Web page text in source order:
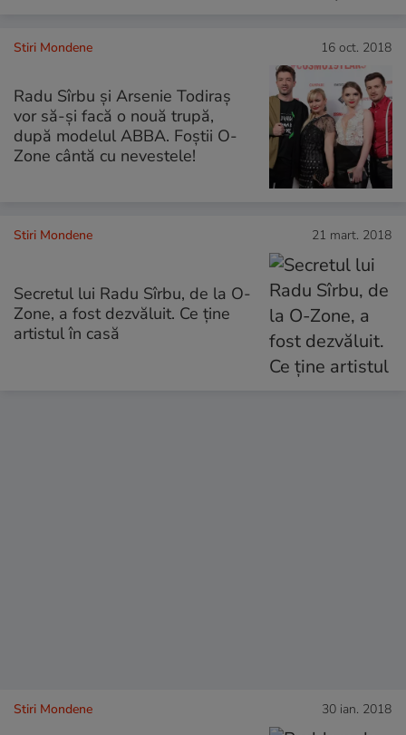
Stiri Mondene 16 oct. 2018
Radu Sîrbu și Arsenie Todiraș
vor să-și facă o nouă trupă,
după modelul ABBA. Foștii O-
Zone cântă cu nevestele!
Stiri Mondene 21 mart. 2018
Secretul lui Radu Sîrbu, de la O-
Zone, a fost dezvăluit. Ce ține
artistul în casă
Stiri Mondene 30 ian. 2018